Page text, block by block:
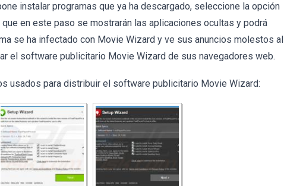
instalar programas que ya ha descargado, seleccione la opción
en este paso se mostrarán las aplicaciones ocultas y podrá
se ha infectado con Movie Wizard y ve sus anuncios molestos al
el software publicitario Movie Wizard de sus navegadores web.
usados para distribuir el software publicitario Movie Wizard: